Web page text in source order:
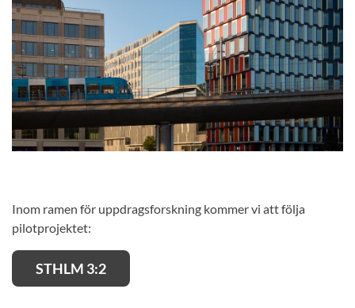
Inom ramen för uppdragsforskning kommer vi att följa
pilotprojektet:
STHLM 3:2